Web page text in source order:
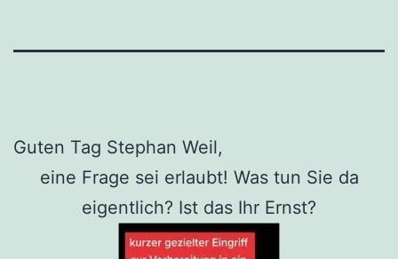
Guten Tag Stephan Weil,
eine Frage sei erlaubt! Was tun Sie da
eigentlich? Ist das Ihr Ernst?